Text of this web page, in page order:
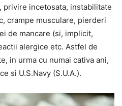
privire incetosata, instabilitate
crampe musculare, pierderi
de mancare (si, implicit,
alergice etc. Astfel de
in urma cu numai cativa ani,
si U.S.Navy (S.U.A.).